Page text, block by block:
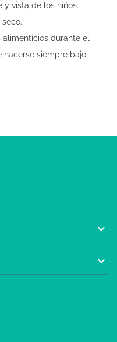
y vista de los niños.
alimenticios durante el
siempre bajo

